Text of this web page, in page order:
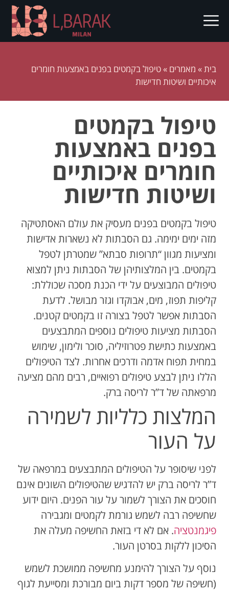
בית» מאמרים »טיפול בקמטים בפנים באמצעות חומרים
איכותיים ושיטות חדישות
טיפול בקמטים
בפנים באמצעות
חומרים איכותיים
ושיטות חדישות
טיפול בקמטים בפנים מעסיק את עולם האסתטיקה
מזה ימים ימימה. גם הסבתות לא נשארות אדישות
ומציעות מגוון “תרופות סבתא” שמטרתן לטפל
בקמטים. בין המלצותיהן של הסבתות ניתן למצוא
טיפולים המבוצעים על ידי הכנת מסכה שכוללת:
קליפות תפוז, מים, אבוקדו וגזר מבושל. לדעת
הסבתות אפשר לטפל בצורה זו בקמטים קטנים.
הסבתות מציעות טיפולים נוספים המתבצעים
באמצעות כתישת פטרוזיליה, סוכר ולימון, שימוש
במחית תפוח אדמה ודרכים אחרות. לצד הטיפולים
הללו ניתן לבצע טיפולים רפואיים, רבים מהם מציעה
מרפאתה של ד”ר לריסה ברק.
המלצות כלליות לשמירה
על העור
לפני שיסופר על הטיפולים המתבצעים במרפאה של
ד”ר לריסה ברק יש להדגיש שהטיפולים השונים אינם
חוסכים את הצורך לשמור על עור הפנים. היום ידוע
שחשיפה רבה לשמש גורמת לקמטים ומגבירה
פיגמנטציה. אם לא די בזאת החשיפה מעלה את
הסיכון ללקות בסרטן העור.
נוסף על הצורך להימנע מחשיפה ממושכת לשמש
(חשיפה של מספר דקות ביום מבורכת ומסייעת לגוף